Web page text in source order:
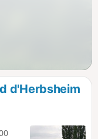
d'Herbsheim